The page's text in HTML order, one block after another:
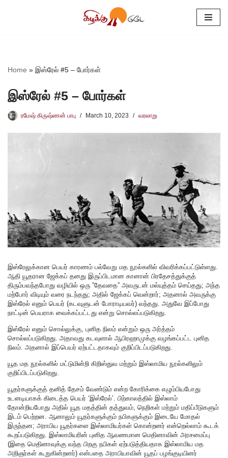
Home » இஸ்ரேல் #5 – போர்கள்
இஸ்ரேல் #5 – போர்கள்
ரமேஷ் கிருஷ்ணன் பாபு March 10, 2023 வரலாறு
இஸ்ரேலுக்கான பெயர் காரணம் பல்வேறு மத நூல்களில் விவரிக்கப்பட்டுள்ளது.
ஆதி யூதரான ஜேக்கப் தனது இருப்பிடமான கானான் பிரதேசத்துக்குத்
திரும்பவந்தபோது வழியில் ஒரு ”தேவதை” அவருடன் மல்யுத்தம் செய்தது; அந்த
மற்போர் விடியும் வரை நடந்தது; அதில் ஜேக்கப் வென்றார்; அதனால் அவருக்கு
இஸ்ரேல் எனும் பெயர் (கடவுளுடன் போராடியவர்) வந்தது. அதுவே இப்போது
நாட்டின் பெயராக வைக்கப்பட்டது என்று சொல்லப்படுகிறது.
இஸ்ரேல் எனும் சொல்லுக்கு, புனித நிலம் என்றும் ஒரு அர்த்தம்
சொல்லப்படுகிறது. அதாவது கடவுளால் ஆபிரஹாமுக்கு வழங்கப்பட்ட புனித
நிலம். அதனால் இப்பெயர் ஏற்பட்டதாகவும் குறிப்பிடப்படுகிறது.
யூத மத நூல்களில் மட்டுமின்றி கிறிஸ்துவ மற்றும் இஸ்லாமிய நூல்களிலும்
குறிப்பிடப்படுகிறது.
யூதர்களுக்குத் தனித் தேசம் வேண்டும் என்ற கோரிக்கை எழும்பியபோது
உடனடியாகக் கிடைத்த பெயர் ‘இஸ்ரேல்’. பிற்காலத்தில் இஸ்லாம்
தோன்றியபோது அதில் யூத மதத்தின் தத்துவம், நெறிகள் மற்றும் மதிப்பீடுகளும்
இடம் பெற்றன. ஆனாலும் யூதர்களுக்கும் நபிகளுக்கும் இடையே மோதல்
இருந்தன; அராபிய யூதர்களை இஸ்லாமியர்கள் கொன்றனர் என்றெல்லாம் கூடக்
கூறப்படுகிறது. இஸ்லாமியரின் புனித ஆவணமான மெதினாவின் அரசமைப்பு
(இதை மெதினாவுக்கு வந்த பிறகு நபிகள் ஏற்படுத்தியதாக இஸ்லாமிய மத
அறிஞர்கள் கூறுகின்றனர்) என்பதை அராபியாவின் யூதப் பழங்குடியினர்